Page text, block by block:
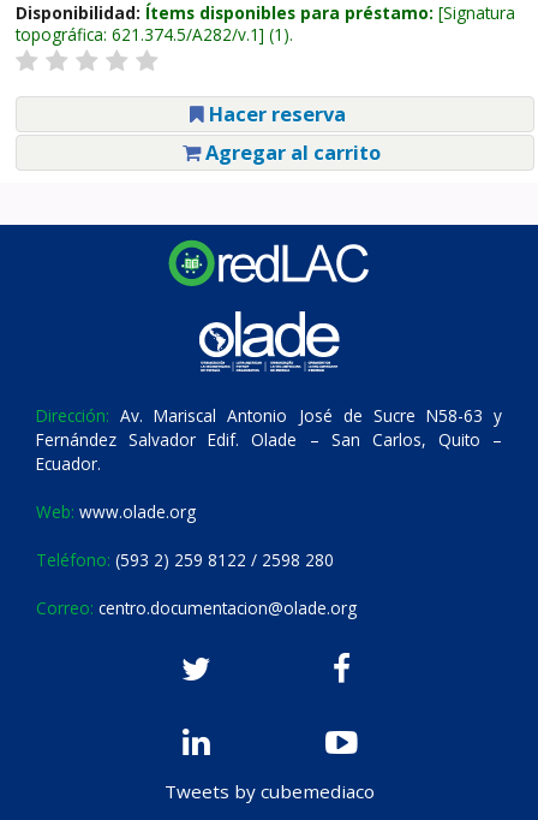
Disponibilidad: Ítems disponibles para préstamo: Signatura
topográfica: 621.374.5/A282/v.1 (1).
Hacer reserva
Agregar al carrito
Dirección: Av. Mariscal Antonio José de Sucre N58-63 y
Fernández Salvador Edif. Olade – San Carlos, Quito –
Ecuador.
Web: www.olade.org
Teléfono: (593 2) 259 8122 / 2598 280
Correo: centro.documentacion@olade.org
Tweets by cubemediaco